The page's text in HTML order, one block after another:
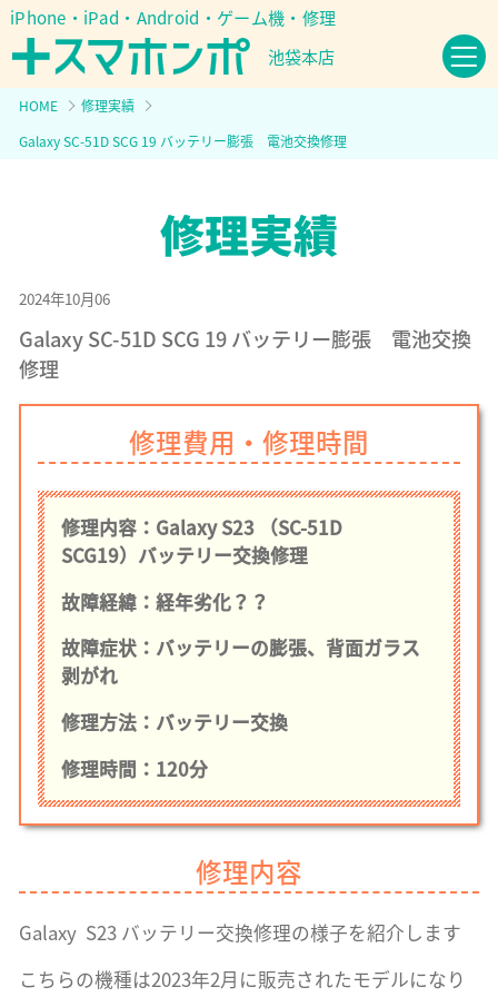
iPhone・iPad・Android・ゲーム機・修理
池袋本店
HOME
修理実績
Galaxy SC-51D SCG 19 バッテリー膨張 電池交換修理
2024年10月06
Galaxy SC-51D SCG 19 バッテリー膨張 電池交換
修理
修理費用・修理時間
修理内容：Galaxy S23 （SC-51D
SCG19）バッテリー交換修理
故障経緯：経年劣化？？
故障症状：バッテリーの膨張、背面ガラス
剥がれ
修理方法：バッテリー交換
修理時間：120分
修理内容
Galaxy S23 バッテリー交換修理の様子を紹介します
こちらの機種は2023年2月に販売されたモデルになり